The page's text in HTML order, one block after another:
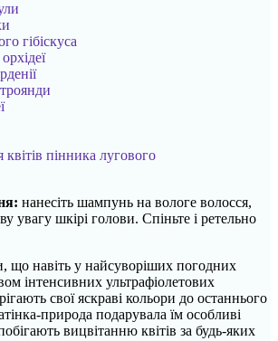
гібіскуса
квітів пінника лугового
нанесіть шампунь на вологе волосся,
увагу шкірі голови. Спіньте і ретельно
що навіть у найсуворіших погодних
інтенсивних ультрафіолетових
свої яскраві кольори до останнього
природа подарувала їм особливі
вицвітанню квітів за будь-яких